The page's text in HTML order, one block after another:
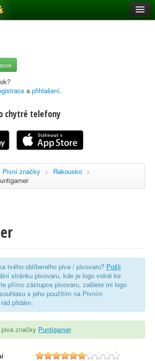
a přihlašení.
chytré telefony
Pivní značky > Rakousko >
tvého oblíbeného piva / pivovaru? Pošli
stránku pivovaru, kde je logo volně ke
přímo zástupce pivovaru, zašlete mi logo
s jeho použitím na Pivním
přidám.
značky Puntigamer.
6.2